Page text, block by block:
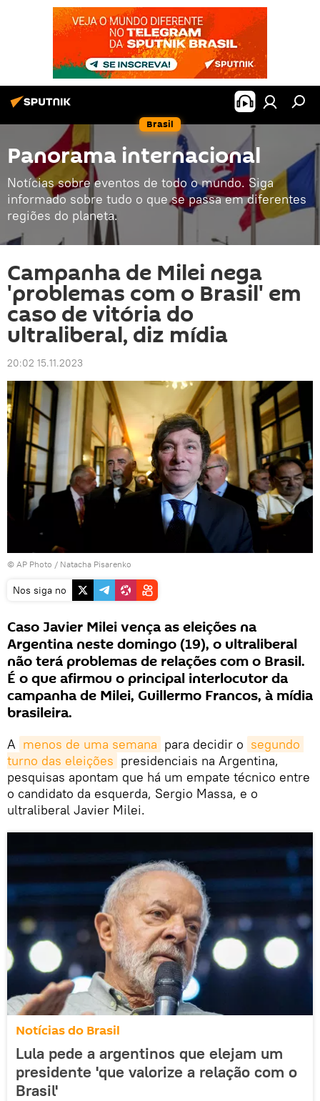
Brasil
Panorama internacional
Notícias sobre eventos de todo o mundo. Siga
informado sobre tudo o que se passa em diferentes
regiões do planeta.
Campanha de Milei nega
'problemas com o Brasil' em
caso de vitória do
ultraliberal, diz mídia
20:02 15.11.2023
© AP Photo / Natacha Pisarenko
Nos siga no
Caso Javier Milei vença as eleições na
Argentina neste domingo (19), o ultraliberal
não terá problemas de relações com o Brasil.
É o que afirmou o principal interlocutor da
campanha de Milei, Guillermo Francos, à mídia
brasileira.
A menos de uma semana para decidir o segundo
turno das eleições presidenciais na Argentina,
pesquisas apontam que há um empate técnico entre
o candidato da esquerda, Sergio Massa, e o
ultraliberal Javier Milei.
Notícias do Brasil
Lula pede a argentinos que elejam um
presidente 'que valorize a relação com o
Brasil'